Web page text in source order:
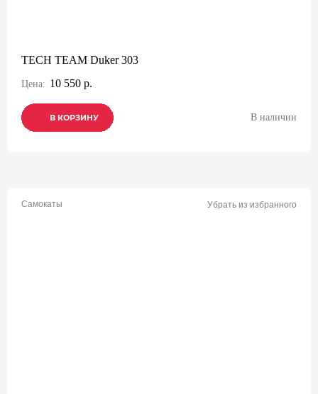
TECH TEAM Duker 303
Цена: 10 550 р.
В КОРЗИНУ
В КОРЗИНУ
В КОРЗИНУ В наличии
Самокаты Убрать из избранного